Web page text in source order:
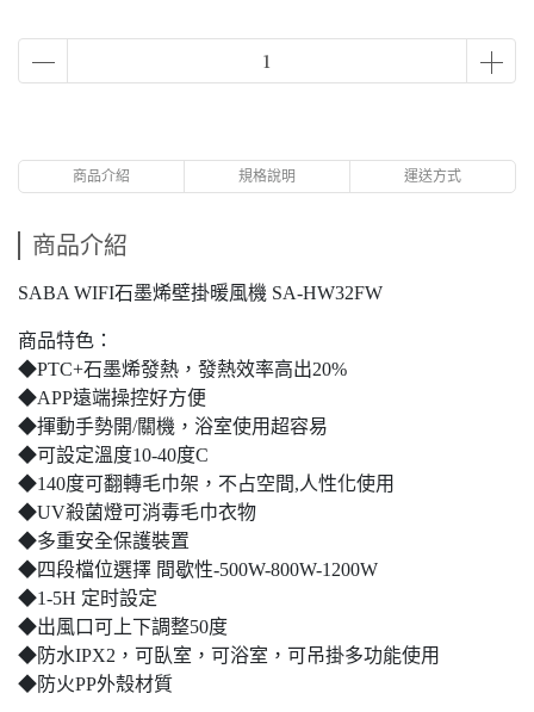
商品介紹 規格說明 運送方式
商品介紹
SABA WIFI石墨烯壁掛暖風機 SA-HW32FW
商品特色：
◆PTC+石墨烯發熱，發熱效率高出20%
◆APP遠端操控好方便
◆揮動手勢開/關機，浴室使用超容易
◆可設定溫度10-40度C
◆140度可翻轉毛巾架，不占空間,人性化使用
◆UV殺菌燈可消毒毛巾衣物
◆多重安全保護裝置
◆四段檔位選擇 間歇性-500W-800W-1200W
◆1-5H 定时設定
◆出風口可上下調整50度
◆防水IPX2，可臥室，可浴室，可吊掛多功能使用
◆防火PP外殼材質